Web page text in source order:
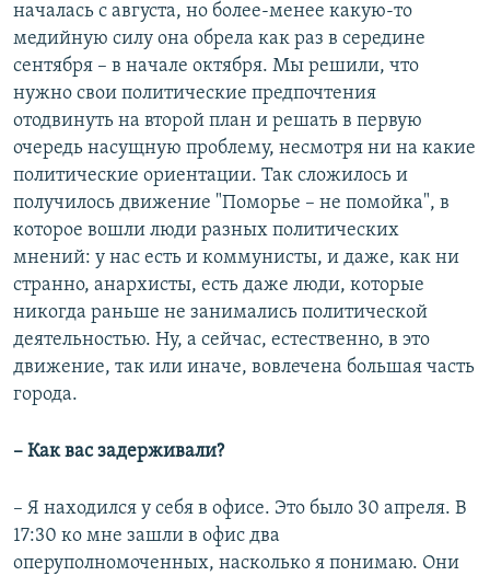
началась с августа, но более-менее какую-то
медийную силу она обрела как раз в середине
сентября – в начале октября. Мы решили, что
нужно свои политические предпочтения
отодвинуть на второй план и решать в первую
очередь насущную проблему, несмотря ни на какие
политические ориентации. Так сложилось и
получилось движение "Поморье – не помойка", в
которое вошли люди разных политических
мнений: у нас есть и коммунисты, и даже, как ни
странно, анархисты, есть даже люди, которые
никогда раньше не занимались политической
деятельностью. Ну, а сейчас, естественно, в это
движение, так или иначе, вовлечена большая часть
города.
– Как вас задерживали?
– Я находился у себя в офисе. Это было 30 апреля. В
17:30 ко мне зашли в офис два
оперуполномоченных, насколько я понимаю. Они